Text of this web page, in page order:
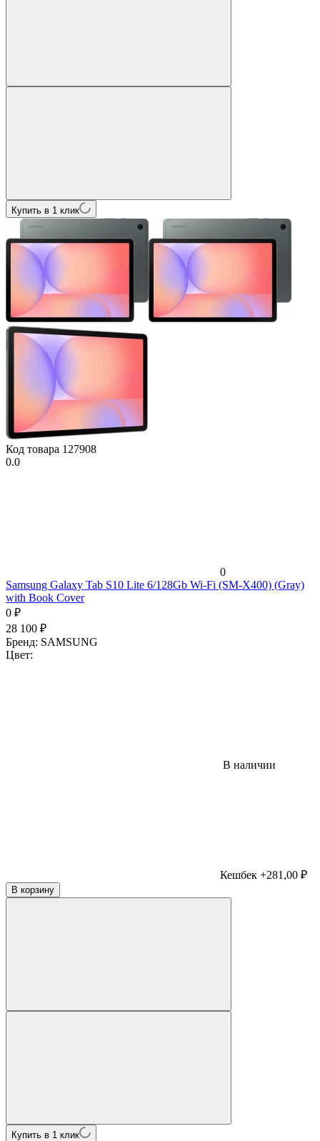
Купить в 1 клик
Код товара 127908
0.0
0
Samsung Galaxy Tab S10 Lite 6/128Gb Wi-Fi (SM-X400) (Gray)
with Book Cover
0 ₽
28 100 ₽
Бренд: SAMSUNG
Цвет:
В наличии
Кешбек +281,00 ₽
В корзину
Купить в 1 клик